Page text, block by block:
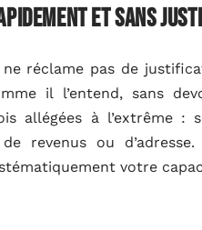
et sans
réclame pas de
il l’entend, sans
allégées à l’extrême :
revenus ou
votre